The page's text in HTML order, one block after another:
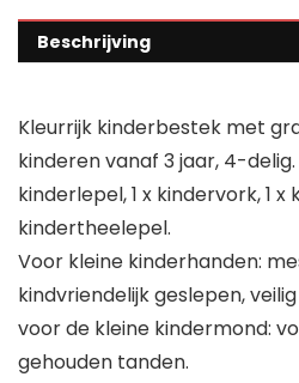
Beschrijving
Kleurrijk kinderbestek met
kinderen vanaf 3 jaar, 4-delig.
kinderlepel, 1 x kindervork, 1 x
kindertheelepel.
Voor kleine kinderhanden:
kindvriendelijk geslepen,
voor de kleine kindermond:
gehouden tanden.